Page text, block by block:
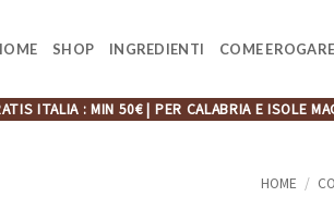
SHOP INGREDIENTI COME EROGARE
ITALIA : MIN 50€ | PER CALABRIA E ISOLE
HOME /